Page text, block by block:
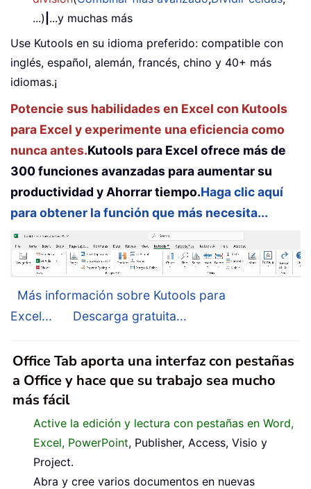
...) ...y muchas más
Use Kutools en su idioma preferido: compatible con
inglés, español, alemán, francés, chino y 40+ más
idiomas.¡
Potencie sus habilidades en Excel con Kutools
para Excel y experimente una eficiencia como
nunca antes.Kutools para Excel ofrece más de
300 funciones avanzadas para aumentar su
productividad y Ahorrar tiempo.Haga clic aquí
para obtener la función que más necesita...
Más información sobre Kutools para
Excel...
Descarga gratuita...
Office Tab aporta una interfaz con pestañas
a Office y hace que su trabajo sea mucho
más fácil
Active la edición y lectura con pestañas en Word,
Excel, PowerPoint, Publisher, Access, Visio y
Project.
Abra y cree varios documentos en nuevas